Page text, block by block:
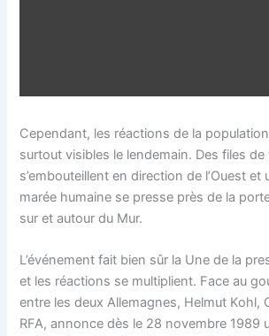
Cependant, les réactions de la
surtout visibles le lendemain. Des files de
s’embouteillent en direction de l’Ouest et
marée humaine se presse près de la
sur et autour du Mur.
L’événement fait bien sûr la Une de la
et les réactions se multiplient. Face au
entre les deux Allemagnes, Helmut Kohl,
RFA, annonce dès le 28 novembre 1989